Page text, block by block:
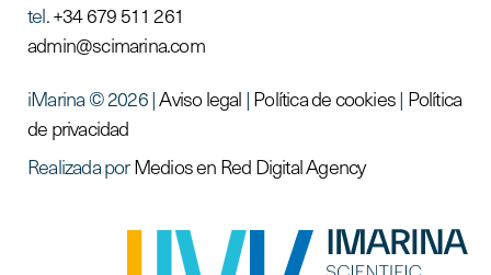
tel.+34 679 511 261
admin@scimarina.com
iMarina © 2026 |Aviso legal | Política de cookies| Política
de privacidad
Realizada porMedios en Red Digital Agency